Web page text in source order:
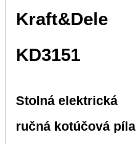
Kraft&Dele
KD3151
Stolná elektrická
ručná kotúčová píla